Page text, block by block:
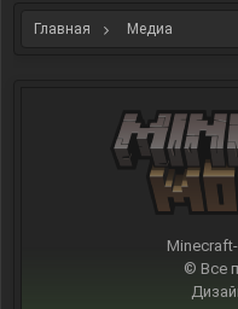
Главная Медиа
© Все